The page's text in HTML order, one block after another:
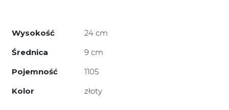
Wysokość
24 cm
Średnica
9 cm
Pojemność
1105
Kolor
złoty